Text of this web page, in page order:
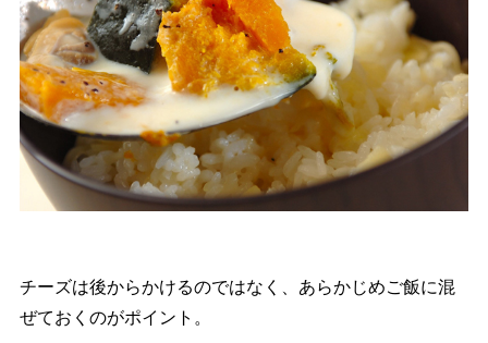
チーズは後からかけるのではなく、あらかじめご飯に混
ぜておくのがポイント。